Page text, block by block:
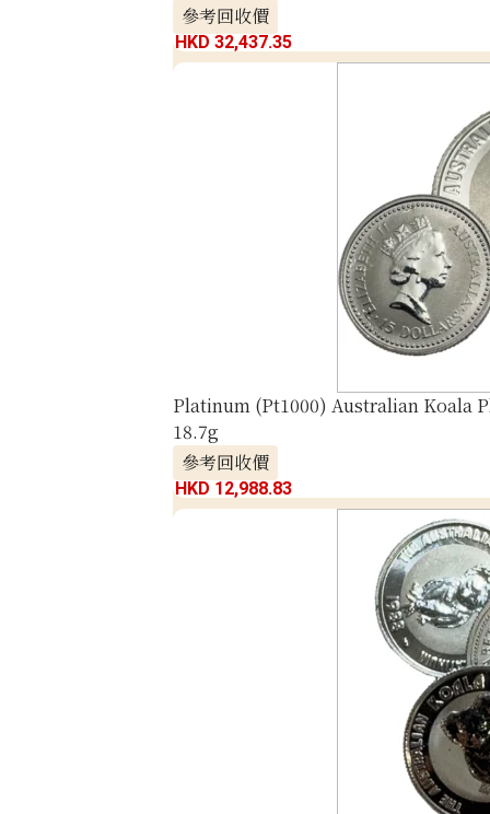
參考回收價
HKD 32,437.35
Platinum (Pt1000) Australian Koala
18.7g
參考回收價
HKD 12,988.83